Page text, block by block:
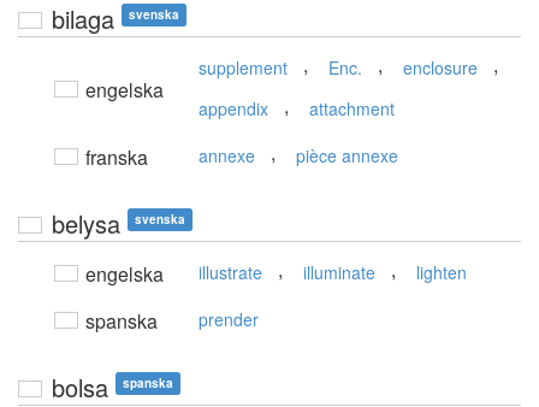
bilaga svenska
engelska
supplement , Enc. , enclosure ,
appendix , attachment
franska annexe , pièce annexe
belysa svenska
engelska illustrate , illuminate , lighten
spanska prender
bolsa spanska